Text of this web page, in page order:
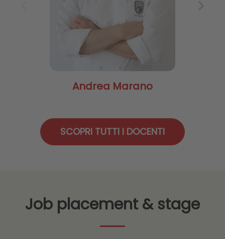
Andrea Marano
SCOPRI TUTTI I DOCENTI
Job placement & stage